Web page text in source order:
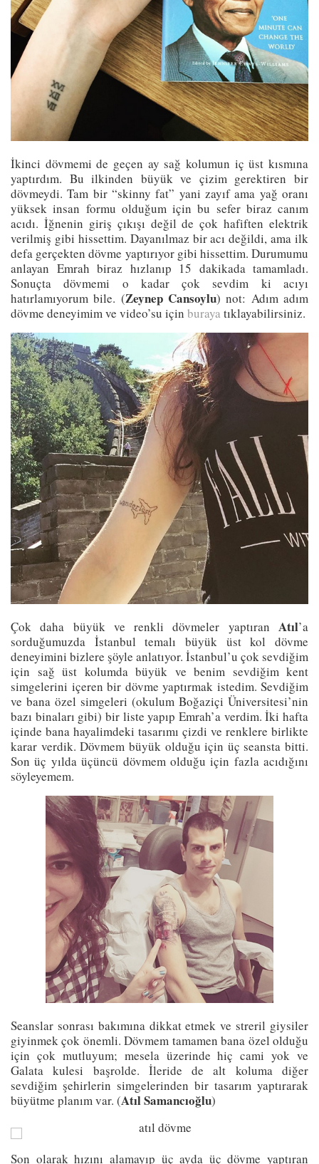
İkinci dövmemi de geçen ay sağ kolumun iç üst kısmına
yaptırdım. Bu ilkinden büyük ve çizim gerektiren bir
dövmeydi. Tam bir “skinny fat” yani zayıf ama yağ oranı
yüksek insan formu olduğum için bu sefer biraz canım
acıdı. İğnenin giriş çıkışı değil de çok hafiften elektrik
verilmiş gibi hissettim. Dayanılmaz bir acı değildi, ama ilk
defa gerçekten dövme yaptırıyor gibi hissettim. Durumumu
anlayan Emrah biraz hızlanıp 15 dakikada tamamladı.
Sonuçta dövmemi o kadar çok sevdim ki acıyı
hatırlamıyorum bile. (Zeynep Cansoylu) not: Adım adım
dövme deneyimim ve video’su için buraya tıklayabilirsiniz.
Çok daha büyük ve renkli dövmeler yaptıran Atıl’a
sorduğumuzda İstanbul temalı büyük üst kol dövme
deneyimini bizlere şöyle anlatıyor. İstanbul’u çok sevdiğim
için sağ üst kolumda büyük ve benim sevdiğim kent
simgelerini içeren bir dövme yaptırmak istedim. Sevdiğim
ve bana özel simgeleri (okulum Boğaziçi Üniversitesi’nin
bazı binaları gibi) bir liste yapıp Emrah’a verdim. İki hafta
içinde bana hayalimdeki tasarımı çizdi ve renklere birlikte
karar verdik. Dövmem büyük olduğu için üç seansta bitti.
Son üç yılda üçüncü dövmem olduğu için fazla acıdığını
söyleyemem.
Seanslar sonrası bakımına dikkat etmek ve streril giysiler
giyinmek çok önemli. Dövmem tamamen bana özel olduğu
için çok mutluyum; mesela üzerinde hiç cami yok ve
Galata kulesi başrolde. İleride de alt koluma diğer
sevdiğim şehirlerin simgelerinden bir tasarım yaptırarak
büyütme planım var. (Atıl Samancıoğlu)
Son olarak hızını alamayıp üç ayda üç dövme yaptıran